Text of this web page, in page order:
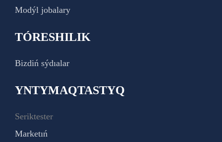
Modýl jobalary
TÓRESHILIK
Bizdiń sýdıalar
YNTYMAQTASTYQ
Seriktester
Marketıń